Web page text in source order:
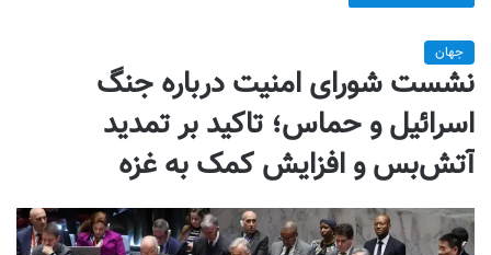
جهان
نشست شورای امنیت درباره جنگ
اسرائیل و حماس؛ تاکید بر تمدید
آتش‌بس و افزایش کمک به غزه